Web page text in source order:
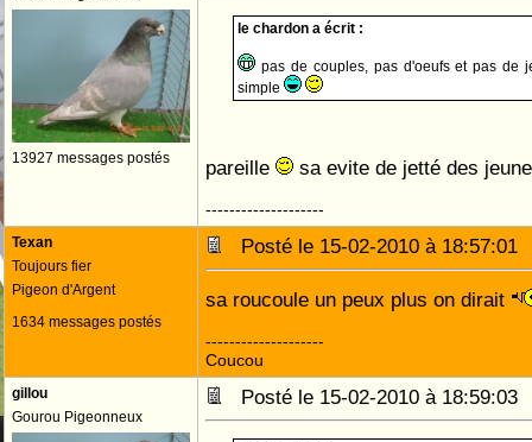
13927 messages postés
le chardon a écrit :
pas de couples, pas d'oeufs et pas de
simple
pareille sa evite de jetté des
--------------------
Texan
Toujours fier
Pigeon d'Argent
1634 messages postés
Posté le 15-02-2010 à
sa roucoule un peux plus on dirait
--------------------
Coucou
gillou
Gourou Pigeonneux
Posté le 15-02-2010 à